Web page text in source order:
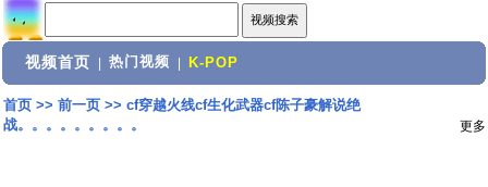
视频首页 热门视频 K-POP
首页>> 前一页>> cf穿越火线cf生化武器cf陈子豪解说绝
战。。。。。。。。。
更多